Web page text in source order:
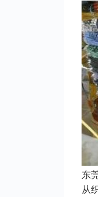
东
从